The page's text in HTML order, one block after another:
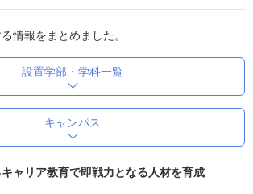
情報をまとめました。
設置学部・学科一覧
キャンパス
ャリア教育で即戦力となる人材を育成